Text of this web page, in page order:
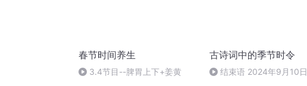
春节时间养生
3.4节目--脾胃上下+姜黄
古诗词中的季节时令
结束语 2024年9月10日